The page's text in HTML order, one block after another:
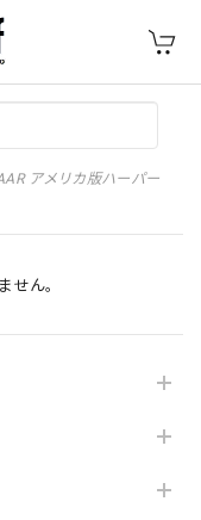
アメリカ版ハーパー
せん。